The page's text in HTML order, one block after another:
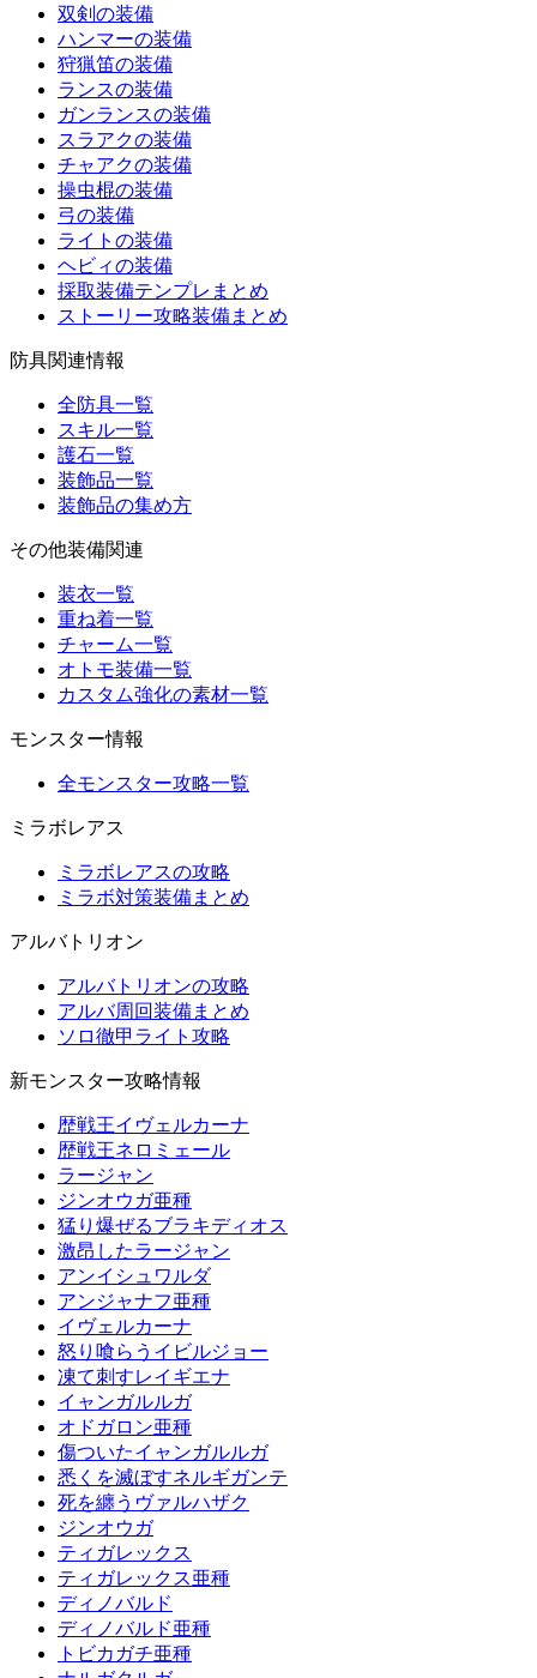
双剣の装備
ハンマーの装備
狩猟笛の装備
ランスの装備
ガンランスの装備
スラアクの装備
チャアクの装備
操虫棍の装備
弓の装備
ライトの装備
ヘビィの装備
採取装備テンプレまとめ
ストーリー攻略装備まとめ
防具関連情報
全防具一覧
スキル一覧
護石一覧
装飾品一覧
装飾品の集め方
その他装備関連
装衣一覧
重ね着一覧
チャーム一覧
オトモ装備一覧
カスタム強化の素材一覧
モンスター情報
全モンスター攻略一覧
ミラボレアス
ミラボレアスの攻略
ミラボ対策装備まとめ
アルバトリオン
アルバトリオンの攻略
アルバ周回装備まとめ
ソロ徹甲ライト攻略
新モンスター攻略情報
歴戦王イヴェルカーナ
歴戦王ネロミェール
ラージャン
ジンオウガ亜種
猛り爆ぜるブラキディオス
激昂したラージャン
アンイシュワルダ
アンジャナフ亜種
イヴェルカーナ
怒り喰らうイビルジョー
凍て刺すレイギエナ
イャンガルルガ
オドガロン亜種
傷ついたイャンガルルガ
悉くを滅ぼすネルギガンテ
死を纏うヴァルハザク
ジンオウガ
ティガレックス
ティガレックス亜種
ディノバルド
ディノバルド亜種
トビカガチ亜種